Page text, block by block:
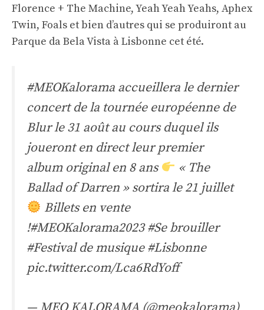
Florence + The Machine, Yeah Yeah Yeahs, Aphex
Twin, Foals et bien d’autres qui se produiront au
Parque da Bela Vista à Lisbonne cet été.
#MEOKalorama accueillera le dernier
concert de la tournée européenne de
Blur le 31 août au cours duquel ils
joueront en direct leur premier
album original en 8 ans
« The
Ballad of Darren » sortira le 21 juillet
Billets en vente
!#MEOKalorama2023 #Se brouiller
#Festival de musique #Lisbonne
pic.twitter.com/Lca6RdYoff